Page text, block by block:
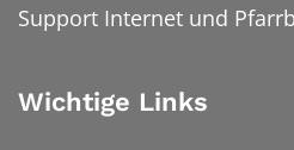
Support Internet und
Wichtige Links